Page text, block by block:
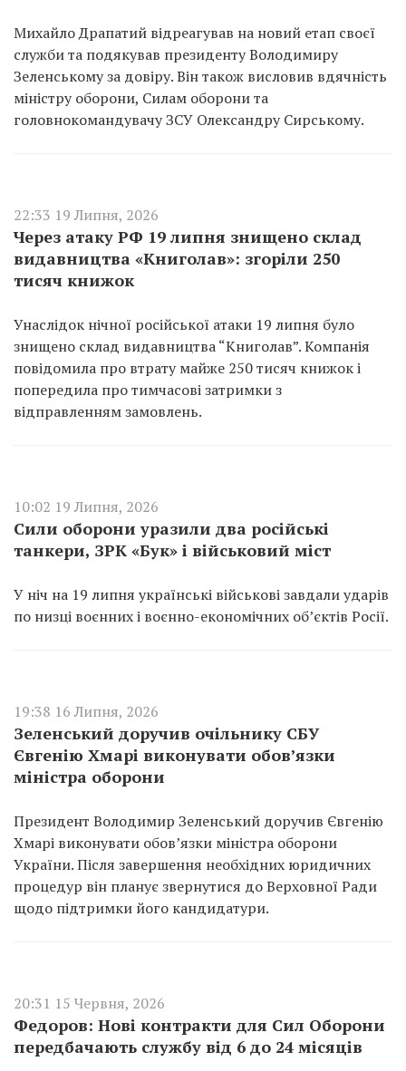
Михайло Драпатий відреагував на новий етап своєї
служби та подякував президенту Володимиру
Зеленському за довіру. Він також висловив вдячність
міністру оборони, Силам оборони та
головнокомандувачу ЗСУ Олександру Сирському.
22:33 19 Липня, 2026
Через атаку РФ 19 липня знищено склад
видавництва «Книголав»: згоріли 250
тисяч книжок
Унаслідок нічної російської атаки 19 липня було
знищено склад видавництва “Книголав”. Компанія
повідомила про втрату майже 250 тисяч книжок і
попередила про тимчасові затримки з
відправленням замовлень.
10:02 19 Липня, 2026
Сили оборони уразили два російські
танкери, ЗРК «Бук» і військовий міст
У ніч на 19 липня українські військові завдали ударів
по низці воєнних і воєнно-економічних об’єктів Росії.
19:38 16 Липня, 2026
Зеленський доручив очільнику СБУ
Євгенію Хмарі виконувати обовʼязки
міністра оборони
Президент Володимир Зеленський доручив Євгенію
Хмарі виконувати обов’язки міністра оборони
України. Після завершення необхідних юридичних
процедур він планує звернутися до Верховної Ради
щодо підтримки його кандидатури.
20:31 15 Червня, 2026
Федоров: Нові контракти для Сил Оборони
передбачають службу від 6 до 24 місяців